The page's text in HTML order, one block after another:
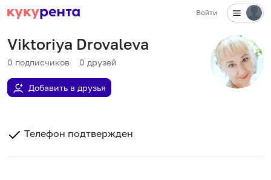
Войти
Viktoriya Drovaleva
0 подписчиков 0 друзей
Добавить в друзья
Телефон подтвержден